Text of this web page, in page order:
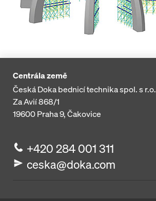
Centrála země
Česká Doka bednicí technika spol. s r.o.
Za Avií 868/1
19600Praha 9, Čakovice
+420 284 001 311
ceska@doka.com